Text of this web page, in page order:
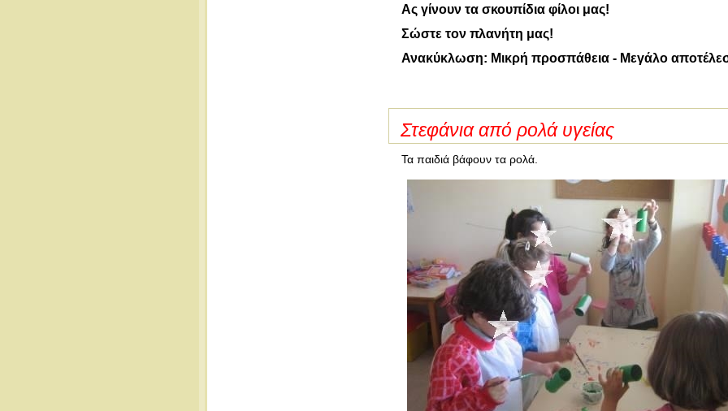
Ας γίνουν τα σκουπίδια φίλοι μας!
Σώστε τον πλανήτη μας!
Ανακύκλωση: Μικρή προσπάθεια - Μεγάλο
Στεφάνια από ρολά υγείας
Τα παιδιά βάφουν τα ρολά.